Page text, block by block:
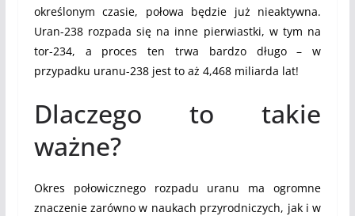
określonym czasie, połowa będzie już nieaktywna.
Uran-238 rozpada się na inne pierwiastki, w tym na
tor-234, a proces ten trwa bardzo długo – w
przypadku uranu-238 jest to aż 4,468 miliarda lat!
Dlaczego to takie
ważne?
Okres połowicznego rozpadu uranu ma ogromne
znaczenie zarówno w naukach przyrodniczych, jak i w